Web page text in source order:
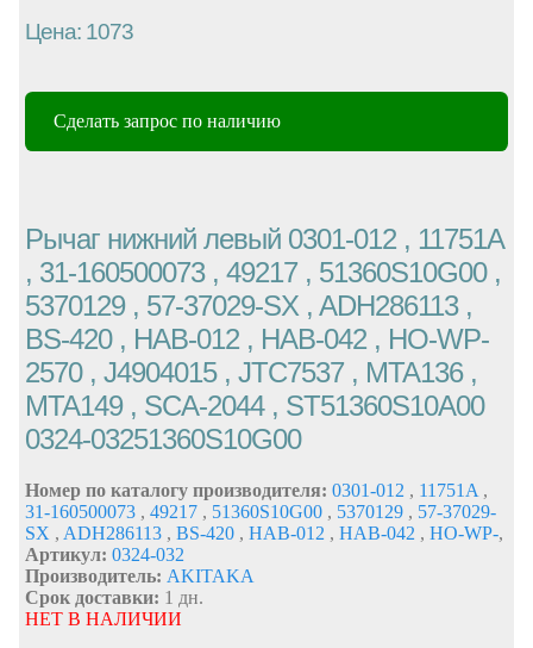
Цена: 1073
Сделать запрос по наличию
Рычаг нижний левый 0301-012 , 11751A
, 31-160500073 , 49217 , 51360S10G00 ,
5370129 , 57-37029-SX , ADH286113 ,
BS-420 , HAB-012 , HAB-042 , HO-WP-
2570 , J4904015 , JTC7537 , MTA136 ,
MTA149 , SCA-2044 , ST51360S10A00
0324-03251360S10G00
Номер по каталогу производителя: 0301-012 , 11751A ,
31-160500073 , 49217 , 51360S10G00 , 5370129 , 57-37029-
SX , ADH286113 , BS-420 , HAB-012 , HAB-042 , HO-WP-,
Артикул: 0324-032
Производитель: AKITAKA
Срок доставки: 1 дн.
НЕТ В НАЛИЧИИ